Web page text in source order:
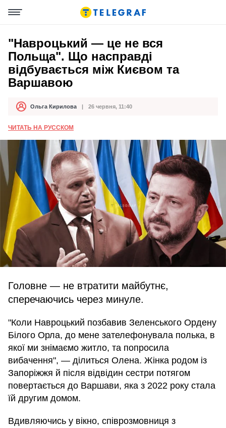
"Навроцький — це не вся
Польща". Що насправді
відбувається між Києвом та
Варшавою
АвторОльга Кирилова
Дата публікації 26 червня, 11:40
ЧИТАТЬ НА РУССКОМ
Головне — не втратити майбутнє,
сперечаючись через минуле.
"Коли Навроцький позбавив Зеленського Ордену
Білого Орла, до мене зателефонувала полька, в
якої ми знімаємо житло, та попросила
вибачення", — ділиться Олена. Жінка родом із
Запоріжжя й після відвідин сестри потягом
повертається до Варшави, яка з 2022 року стала
їй другим домом.
Вдивляючись у вікно, співрозмовниця з